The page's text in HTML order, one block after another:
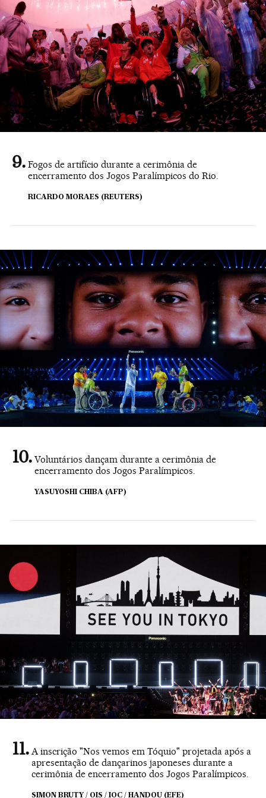
Fogos de artifício durante a cerimônia de
encerramento dos Jogos Paralímpicos do Rio.
RICARDO MORAES (REUTERS)
Voluntários dançam durante a cerimônia de
encerramento dos Jogos Paralímpicos.
YASUYOSHI CHIBA (AFP)
A inscrição "Nos vemos em Tóquio" projetada após a
apresentação de dançarinos japoneses durante a
cerimônia de encerramento dos Jogos Paralímpicos.
SIMON BRUTY / OIS / IOC / HANDOU (EFE)